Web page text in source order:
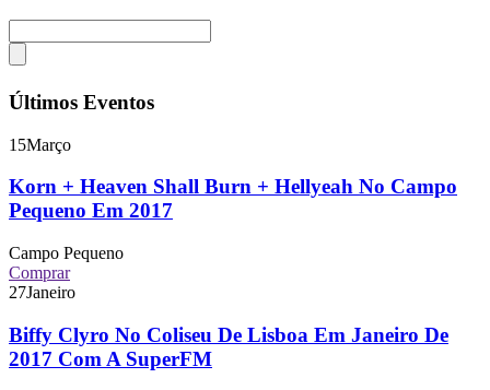
Últimos Eventos
15Março
Korn + Heaven Shall Burn + Hellyeah No Campo
Pequeno Em 2017
Campo Pequeno
Comprar
27Janeiro
Biffy Clyro No Coliseu De Lisboa Em Janeiro De
2017 Com A SuperFM